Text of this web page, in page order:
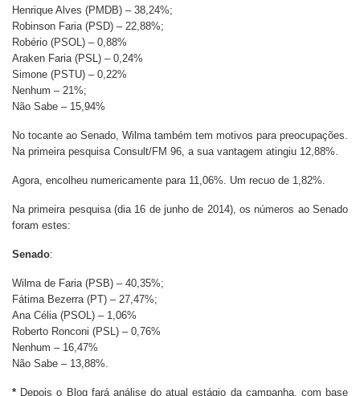
Henrique Alves (PMDB) – 38,24%;
Robinson Faria (PSD) – 22,88%;
Robério (PSOL) – 0,88%
Araken Faria (PSL) – 0,24%
Simone (PSTU) – 0,22%
Nenhum – 21%;
Não Sabe – 15,94%
No tocante ao Senado, Wilma também tem motivos para preocupações.
Na primeira pesquisa Consult/FM 96, a sua vantagem atingiu 12,88%.
Agora, encolheu numericamente para 11,06%. Um recuo de 1,82%.
Na primeira pesquisa (dia 16 de junho de 2014), os números ao Senado
foram estes:
Senado:
Wilma de Faria (PSB) – 40,35%;
Fátima Bezerra (PT) – 27,47%;
Ana Célia (PSOL) – 1,06%
Roberto Ronconi (PSL) – 0,76%
Nenhum – 16,47%
Não Sabe – 13,88%.
* Depois o Blog fará análise do atual estágio da campanha, com base